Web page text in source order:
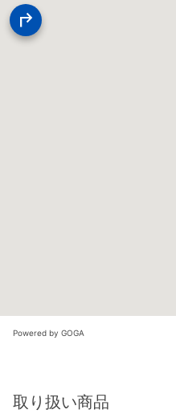
Powered by GOGA
取り扱い商品